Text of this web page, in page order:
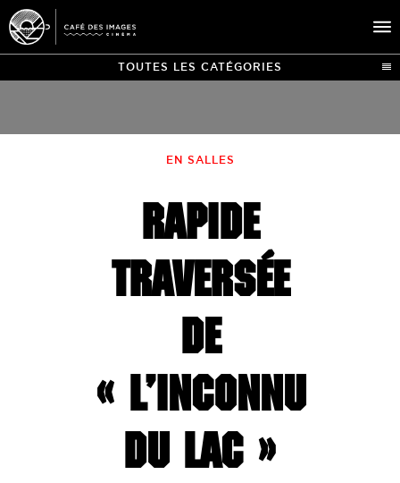
ÉVÉNEMENTS
PRATIQUE
ÉDUCATION AUX IMAGES
TOUTES LES CATÉGORIES
EN SALLES
RAPIDE
TRAVERSÉE
DE
« L’INCONNU
DU LAC »